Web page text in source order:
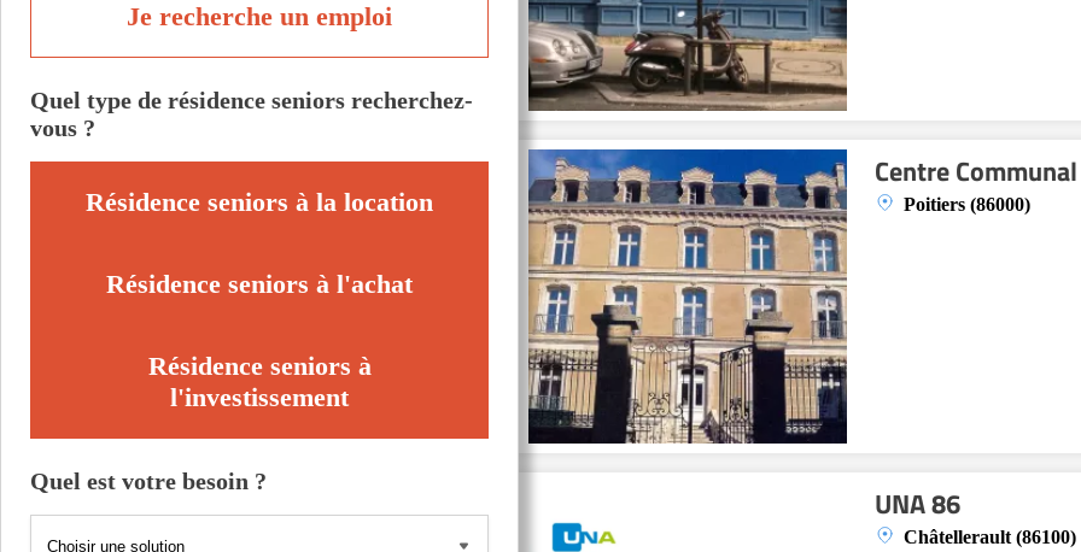
Centre
Poitiers (86000)
UNA 86
Châtellerault (86100)
Je recherche un emploi
Quel type de résidence seniors recherchez-
vous ?
Résidence seniors à la location
Résidence seniors à l'achat
Résidence seniors à
l'investissement
Quel est votre besoin ?